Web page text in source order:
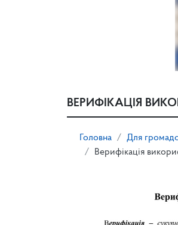
ВЕРИФІКАЦІЯ
Головна Для
Верифікація